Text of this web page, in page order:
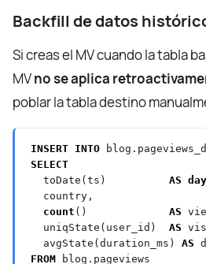
Backfill de datos
Si creas el MV cuando la tabla
MVno se aplica
poblar la tabla destino
INSERT INTO
SELECT
toDate(ts)
AS day
country,
count () AS
uniqState(user_id)
AS
avgState(duration_ms)
AS
FROM
blog.pageviews